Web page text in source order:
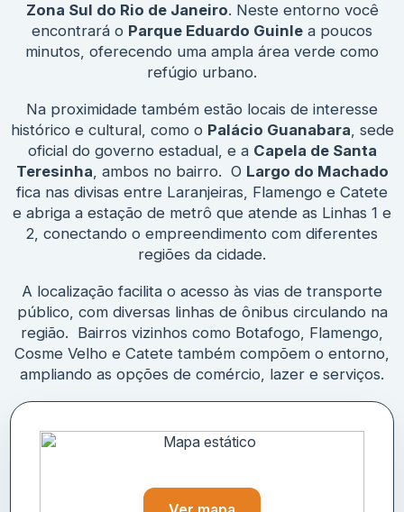
Zona Sul do Rio de Janeiro. Neste entorno você
encontrará o Parque Eduardo Guinle a poucos
minutos, oferecendo uma ampla área verde como
refúgio urbano.
Na proximidade também estão locais de interesse
histórico e cultural, como o Palácio Guanabara, sede
oficial do governo estadual, e a Capela de Santa
Teresinha, ambos no bairro. O Largo do Machado
fica nas divisas entre Laranjeiras, Flamengo e Catete
e abriga a estação de metrô que atende as Linhas 1 e
2, conectando o empreendimento com diferentes
regiões da cidade.
A localização facilita o acesso às vias de transporte
público, com diversas linhas de ônibus circulando na
região. Bairros vizinhos como Botafogo, Flamengo,
Cosme Velho e Catete também compõem o entorno,
ampliando as opções de comércio, lazer e serviços.